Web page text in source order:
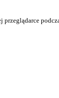
przeglądarce